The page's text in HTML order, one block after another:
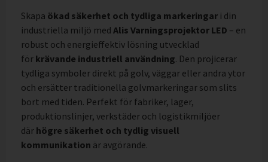
Skapa ökad säkerhet och tydliga markeringar i din
industriella miljö med Alis Varningsprojektor LED – en
robust och energieffektiv lösning utvecklad
för krävande industriell användning. Den projicerar
tydliga symboler direkt på golv, väggar eller andra ytor
och ersätter traditionella golvmarkeringar som slits
bort med tiden. Perfekt för fabriker, lager,
produktionslinjer, verkstäder och logistikmiljöer
där högre säkerhet och tydlig visuell
kommunikation är avgörande.